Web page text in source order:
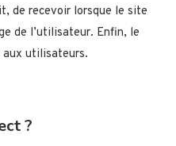
de recevoir lorsque le site
de l’utilisateur. Enfin, le
aux utilisateurs.
?